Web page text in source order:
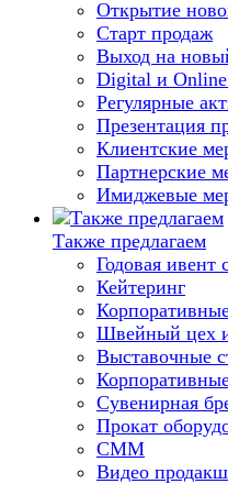
Открытие
Старт продаж
Выход на
Digital и Online
Регулярные
Презентация
Клиентские
Партнерские
Имиджевые
Также предлагаем
Годовая ивент
Кейтеринг
Швейный цех
Выставочные
Сувенирная
Прокат
СММ
Видео